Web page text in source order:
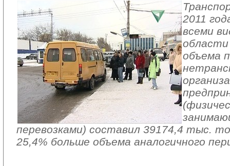
2011
всеми
объема
перевозками) составил 39174,4 тыс.
25,4% больше объема аналогичного